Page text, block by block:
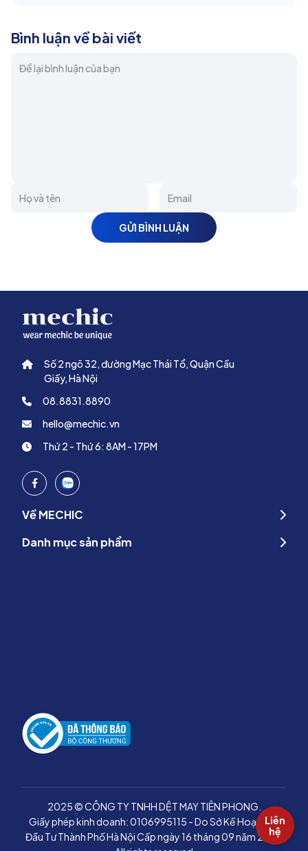
Bình luận về bài viết
GỬI BÌNH LUẬN
Số 2 ngõ 32, đường Mạc Thái Tổ, Quận Cầu
Giấy, Hà Nội
08.8831.8890
hello@mechic.vn
Thứ 2 - Thứ 6: 8AM - 17PM
Về MECHIC
Danh mục sản phẩm
2025 © CÔNG TY TNHH DỆT MAY TIÊN PHONG.
Giấy phép kinh doanh: 0106995115 - Do Sở Kế Hoạch Và
Đầu Tư Thành Phố Hà Nội Cấp ngày 16 tháng 09 năm 2015.
Liên
hệ